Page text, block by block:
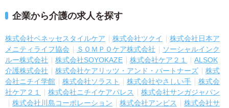
企業から介護の求人を探す
株式会社ベネッセスタイルケア 株式会社ツクイ
株式会社日本ア
メニティライフ協会
ＳＯＭＰＯケア株式会社
ソーシャルインク
ルー株式会社
株式会社SOYOKAZE 株式会社ケア２１
ALSOK
介護株式会社
株式会社ケアリッツ・アンド・パートナーズ
株式
会社ニチイ学館
株式会社ソラスト 株式会社やさしい手
株式会
社ケア２１
株式会社ニチイケアパレス
株式会社サンガジャパン
株式会社川島コーポレーション
株式会社アンビス
株式会社サ